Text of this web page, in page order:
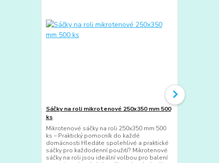
Sáčky na roli mikrotenové 250x350 mm 500
ks
Mikrotenové sáčky na roli 250x350 mm 500
ks – Praktický pomocník do každé
domácnosti Hledáte spolehlivé a praktické
sáčky pro každodenní použití? Mikrotenové
sáčky na roli jsou ideální volbou pro balení